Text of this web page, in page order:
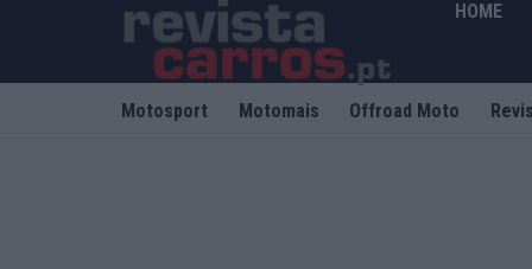
HOME
Motosport Motomais Offroad Moto